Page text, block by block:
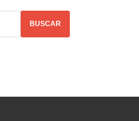
BUSCAR